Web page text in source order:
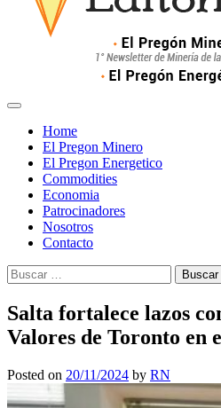
Home
El Pregon Minero
El Pregon Energetico
Commodities
Economia
Patrocinadores
Nosotros
Contacto
Buscar:
Salta fortalece lazos
Valores de Toronto en
Posted on 20/11/2024 by RN